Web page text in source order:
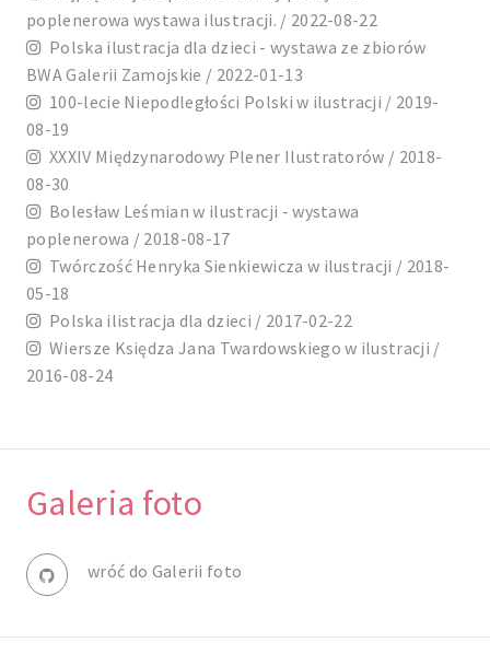
poplenerowa wystawa ilustracji. / 2022-08-22
Polska ilustracja dla dzieci - wystawa ze zbiorów
BWA Galerii Zamojskie / 2022-01-13
100-lecie Niepodległości Polski w ilustracji / 2019-
08-19
XXXIV Międzynarodowy Plener Ilustratorów / 2018-
08-30
Bolesław Leśmian w ilustracji - wystawa
poplenerowa / 2018-08-17
Twórczość Henryka Sienkiewicza w ilustracji / 2018-
05-18
Polska ilistracja dla dzieci / 2017-02-22
Wiersze Księdza Jana Twardowskiego w ilustracji /
2016-08-24
Galeria foto
wróć do Galerii foto